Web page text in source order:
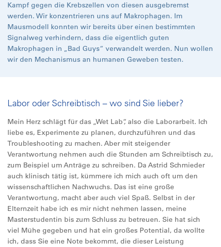
Kampf gegen die Krebszellen von diesen ausgebremst
werden. Wir konzentrieren uns auf Makrophagen. Im
Mausmodell konnten wir bereits über einen bestimmten
Signalweg verhindern, dass die eigentlich guten
Makrophagen in „Bad Guys“ verwandelt werden. Nun wollen
wir den Mechanismus an humanen Geweben testen.
Labor oder Schreibtisch – wo sind Sie lieber?
Mein Herz schlägt für das „Wet Lab“, also die Laborarbeit. Ich
liebe es, Experimente zu planen, durchzuführen und das
Troubleshooting zu machen. Aber mit steigender
Verantwortung nehmen auch die Stunden am Schreibtisch zu,
zum Beispiel um Anträge zu schreiben. Da Astrid Schmieder
auch klinisch tätig ist, kümmere ich mich auch oft um den
wissenschaftlichen Nachwuchs. Das ist eine große
Verantwortung, macht aber auch viel Spaß. Selbst in der
Elternzeit habe ich es mir nicht nehmen lassen, meine
Masterstudentin bis zum Schluss zu betreuen. Sie hat sich
viel Mühe gegeben und hat ein großes Potential, da wollte
ich, dass Sie eine Note bekommt, die dieser Leistung